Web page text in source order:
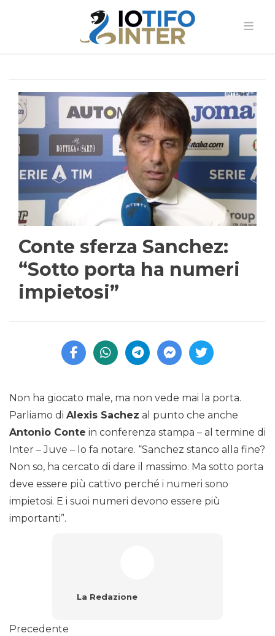
Conte sferza Sanchez:
“Sotto porta ha numeri
impietosi”
Non ha giocato male, ma non vede mai la porta.
Parliamo di Alexis Sachez al punto che anche
Antonio Conte in conferenza stampa – al termine di
Inter – Juve – lo fa notare. “Sanchez stanco alla fine?
Non so, ha cercato di dare il massimo. Ma sotto porta
deve essere più cattivo perché i numeri sono
impietosi. E i suoi numeri devono essere più
importanti”.
La Redazione
Precedente